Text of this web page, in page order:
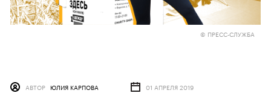
© ПРЕСС-СЛУЖБА
АВТОР ЮЛИЯ КАРПОВА 01 АПРЕЛЯ 2019